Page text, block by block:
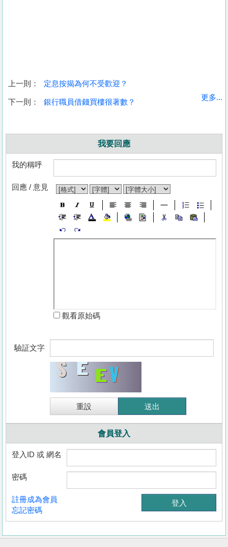
收
藏
樓
盤
上一則： 定息按揭為何不受歡迎？
下一則： 銀行職員借錢買樓很著數？
更多...
我要回應
我的稱呼
回應 / 意見
觀看原始碼
驗証文字
會員登入
登入ID 或 網名
密碼
註冊成為會員
忘記密碼